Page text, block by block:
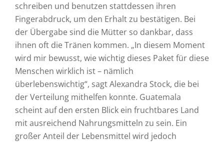
schreiben und benutzen stattdessen ihren
Fingerabdruck, um den Erhalt zu bestätigen. Bei
der Übergabe sind die Mütter so dankbar, dass
ihnen oft die Tränen kommen. „In diesem Moment
wird mir bewusst, wie wichtig dieses Paket für diese
Menschen wirklich ist – nämlich
überlebenswichtig“, sagt Alexandra Stock, die bei
der Verteilung mithelfen konnte. Guatemala
scheint auf den ersten Blick ein fruchtbares Land
mit ausreichend Nahrungsmitteln zu sein. Ein
großer Anteil der Lebensmittel wird jedoch